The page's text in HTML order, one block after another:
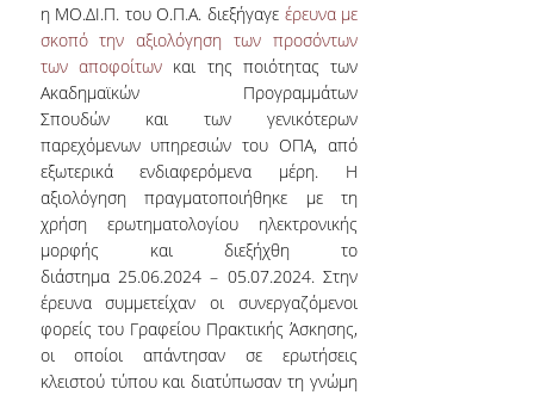
η ΜΟ.ΔΙ.Π. του Ο.Π.Α. διεξήγαγε έρευνα με
σκοπό την αξιολόγηση των προσόντων
των αποφοίτων και της ποιότητας των
Ακαδημαϊκών Προγραμμάτων
Σπουδών
και των γενικότερων
παρεχόμενων υπηρεσιών του ΟΠΑ, από
εξωτερικά ενδιαφερόμενα μέρη. Η
αξιολόγηση πραγματοποιήθηκε με τη
χρήση ερωτηματολογίου ηλεκτρονικής
μορφής και διεξήχθη το
διάστημα 25.06.2024 – 05.07.2024. Στην
έρευνα συμμετείχαν οι συνεργαζόμενοι
φορείς του Γραφείου Πρακτικής Άσκησης,
οι οποίοι απάντησαν σε ερωτήσεις
κλειστού τύπου και διατύπωσαν τη γνώμη